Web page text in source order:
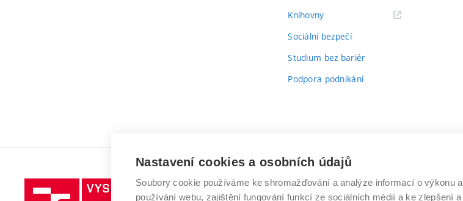
Knihovny(externí
Sociální bezpečí
Studium bez bariér
Podpora podnikání
Vysoké
VYSOKÉ UČENÍ TECHNICKÉ V BRNĚ
Nastavení cookies a osobních údajů
Soubory cookie používáme ke shromažďování a analýze informací o výkonu a
používání webu, zajištění fungování funkcí ze sociálních médií a ke zlepšení a